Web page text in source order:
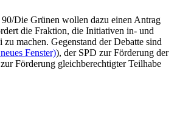
Die Grünen wollen dazu einen Antrag
die Fraktion, die Initiativen in- und
machen. Gegenstand der Debatte sind
Fenster)), der SPD zur Förderung der
Förderung gleichberechtigter Teilhabe